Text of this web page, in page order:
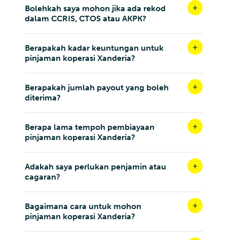
Bolehkah saya mohon jika ada rekod
dalam CCRIS, CTOS atau AKPK?
Berapakah kadar keuntungan untuk
pinjaman koperasi Xanderia?
Berapakah jumlah payout yang boleh
diterima?
Berapa lama tempoh pembiayaan
pinjaman koperasi Xanderia?
Adakah saya perlukan penjamin atau
cagaran?
Bagaimana cara untuk mohon
pinjaman koperasi Xanderia?